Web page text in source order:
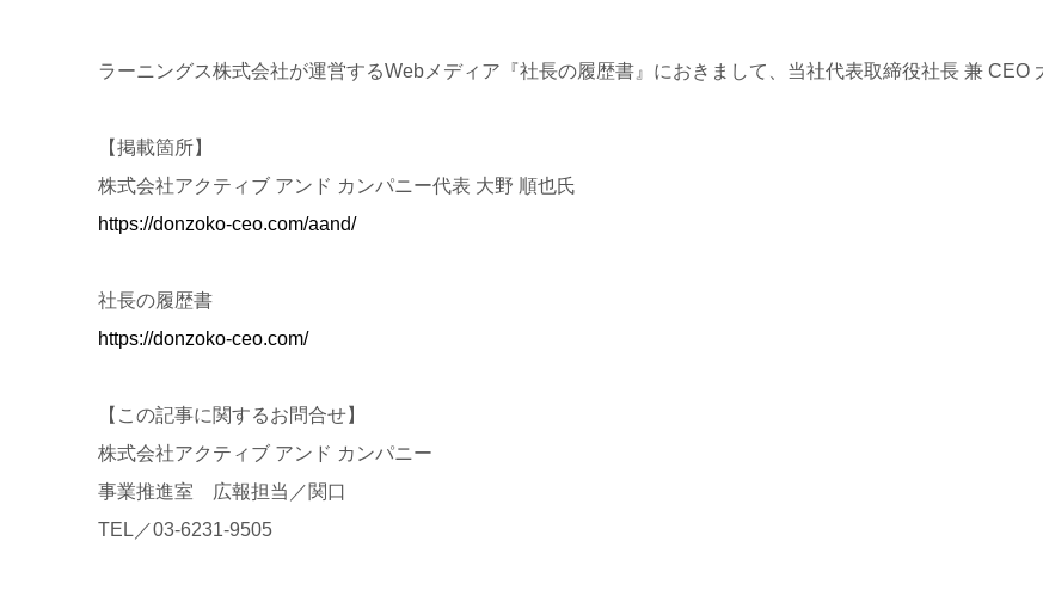
ラーニングス株式会社が運営するWebメディア『社長の履歴書』におきまして、当社代表取締役社長 兼 CEO
【掲載箇所】
株式会社アクティブ アンド カンパニー代表 ⼤野 順也氏
https://donzoko-ceo.com/aand/
社長の履歴書
https://donzoko-ceo.com/
【この記事に関するお問合せ】
株式会社アクティブ アンド カンパニー
事業推進室 広報担当／関口
TEL／03-6231-9505